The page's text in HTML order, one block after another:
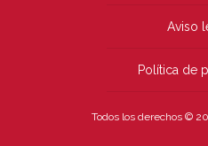
Aviso
Política de
Todos los derechos ©